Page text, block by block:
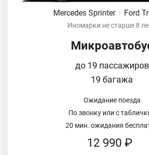
Mercedes Sprinter | Ford
Иномарки не старше 8
до 19 пассажиров
19 багажа
Ожидание поезда
По звонку или с
20 мин. ожидания
12 990 ₽